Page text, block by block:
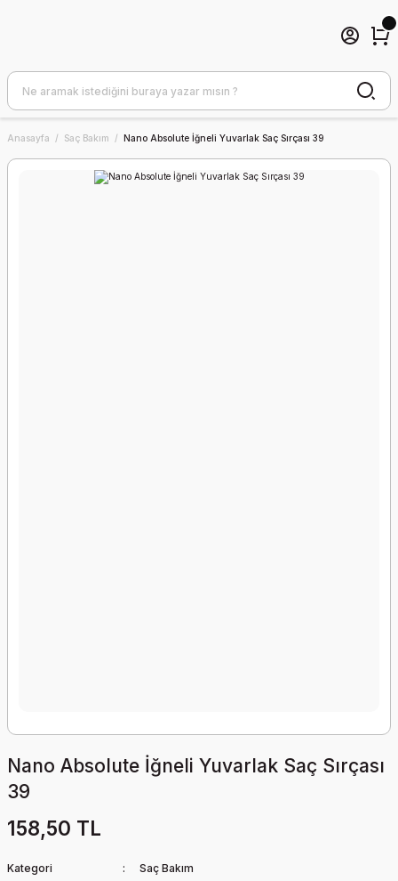
Anasayfa Saç Bakım Nano Absolute İğneli Yuvarlak Saç Sırçası 39
Nano Absolute İğneli Yuvarlak Saç Sırçası
39
158,50 TL
Kategori
Saç Bakım